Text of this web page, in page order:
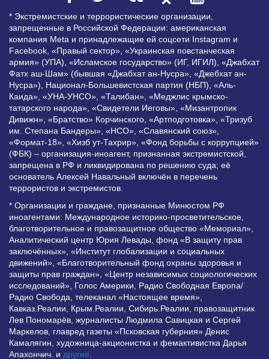
* Экстремистские и террористические организации,
запрещенные в Российской Федерации: американская
компания Meta и принадлежащие ей соцсети Instagram и
Facebook, «Правый сектор», «Украинская повстанческая
армия» (УПА), «Исламское государство» (ИГ, ИГИЛ), «Джабхат
Фатх аш-Шам» (бывшая «Джабхат ан-Нусра», «Джебхат ан-
Нусра»), Национал-Большевистская партия (НБП), «Аль-
Каида», «УНА-УНСО», «Талибан», «Меджлис крымско-
татарского народа», «Свидетели Иеговы», «Мизантропик
Дивижн», «Братство» Корчинского, «Артподготовка», «Тризуб
им. Степана Бандеры», «НСО», «Славянский союз»,
«Формат-18», «Хизб ут-Тахрир», «Фонд борьбы с коррупцией»
(ФБК) – организация-иноагент, признанная экстремистской,
запрещена в РФ и ликвидирована по решению суда; её
основатель Алексей Навальный включён в перечень
террористов и экстремистов.
* Организации и граждане, признанные Минюстом РФ
иноагентами: Международное историко-просветительское,
благотворительное и правозащитное общество «Мемориал»,
Аналитический центр Юрия Левады, фонд «В защиту прав
заключённых», «Институт глобализации и социальных
движений», «Благотворительный фонд охраны здоровья и
защиты прав граждан», «Центр независимых социологических
исследований», Голос Америки, Радио Свободная Европа/
Радио Свобода, телеканал «Настоящее время»,
Кавказ.Реалии, Крым.Реалии, Сибирь.Реалии, правозащитник
Лев Пономарёв, журналисты Людмила Савицкая и Сергей
Маркелов, главред газеты «Псковская губерния» Денис
Камалягин, художница-акционистка и фемактивистка Дарья
Апахончич. и другие